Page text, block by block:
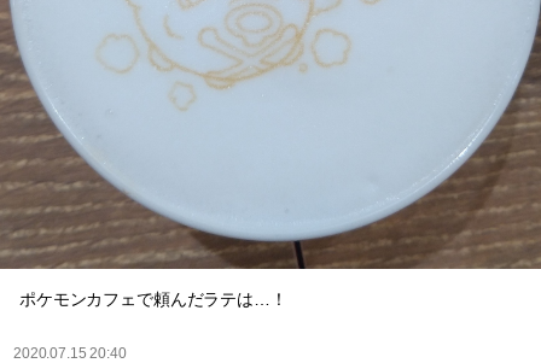
ポケモンカフェで頼んだラテは…！
2020.07.15 20:40